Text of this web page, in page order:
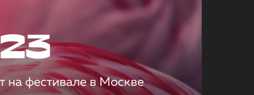
на фестивале в Москве